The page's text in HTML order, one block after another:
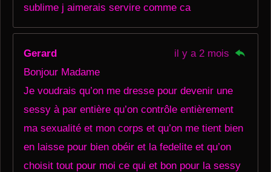
sublime j aimerais servire comme ca
Gerard
il y a 2 mois
Bonjour Madame
Je voudrais qu’on me dresse pour devenir une
sessy à par entière qu’on contrôle entièrement
ma sexualité et mon corps et qu’on me tient bien
en laisse pour bien obéir et la fedelite et qu’on
choisit tout pour moi ce qui et bon pour la sessy